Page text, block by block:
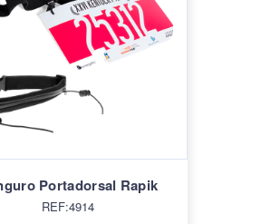
Portadorsal Rapik
REF:4914